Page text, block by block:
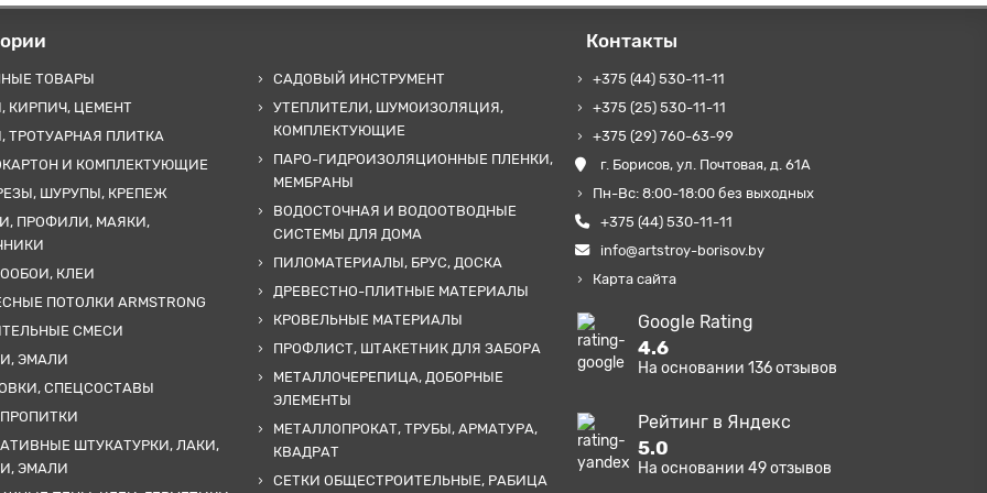
ТОВАРЫ
КИРПИЧ, ЦЕМЕНТ
ТРОТУАРНАЯ ПЛИТКА
И КОМПЛЕКТУЮЩИЕ
ШУРУПЫ, КРЕПЕЖ
ПРОФИЛИ, МАЯКИ,
КЛЕИ
ПОТОЛКИ ARMSTRONG
СМЕСИ
ЭМАЛИ
СПЕЦСОСТАВЫ
ШТУКАТУРКИ, ЛАКИ,
ЭМАЛИ
САДОВЫЙ ИНСТРУМЕНТ
УТЕПЛИТЕЛИ, ШУМОИЗОЛЯЦИЯ,
КОМПЛЕКТУЮЩИЕ
ПАРО-ГИДРОИЗОЛЯЦИОННЫЕ ПЛЕНКИ,
МЕМБРАНЫ
ВОДОСТОЧНАЯ И ВОДООТВОДНЫЕ
СИСТЕМЫ ДЛЯ ДОМА
ПИЛОМАТЕРИАЛЫ, БРУС, ДОСКА
ДРЕВЕСТНО-ПЛИТНЫЕ МАТЕРИАЛЫ
КРОВЕЛЬНЫЕ МАТЕРИАЛЫ
ПРОФЛИСТ, ШТАКЕТНИК ДЛЯ ЗАБОРА
МЕТАЛЛОЧЕРЕПИЦА, ДОБОРНЫЕ
ЭЛЕМЕНТЫ
МЕТАЛЛОПРОКАТ, ТРУБЫ, АРМАТУРА,
КВАДРАТ
СЕТКИ ОБЩЕСТРОИТЕЛЬНЫЕ, РАБИЦА
Контакты
+375 (44) 530-11-11
+375 (25) 530-11-11
+375 (29) 760-63-99
г. Борисов, ул. Почтовая, д. 61А
Пн-Вс: 8:00-18:00 без выходных
+375 (44) 530-11-11
info@artstroy-borisov.by
Карта сайта
Google Rating
4.6
На основании 136отзывов
Рейтинг в Яндекс
5.0
На основании 49отзывов